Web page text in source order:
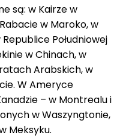
są: w Kairze w
w Maroko, w
Południowej
w Chinach, w
Arabskich, w
W Ameryce
– w Montrealu i
w Waszyngtonie,
Meksyku.